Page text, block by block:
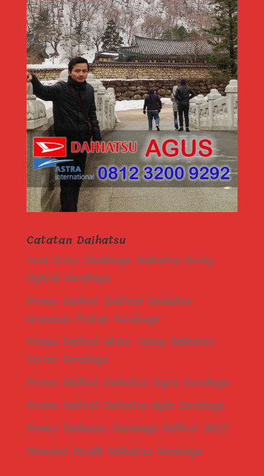
Catatan Daihatsu
Test Drive Challenge Daihatsu Rocky
Hybrid Surabaya
Promo Daifest EndYear Daihatsu
Granmax Pickup Surabaya
Promo Daifest Akhir Tahun Daihatsu
Terios Surabaya
Promo Daifest Daihatsu Sigra Surabaya
Promo Daifest Daihatsu Ayla Surabaya
Promo Daihatsu Surabaya Daifest 2025
Simulasi Kredit Daihatsu Surabaya